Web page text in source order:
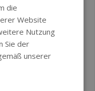
Ø 42 mm
GERMAN
die
Website
Nutzung
Sie der
unserer